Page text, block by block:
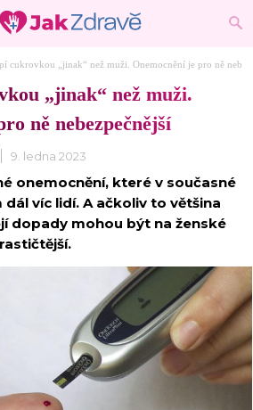
cukrovkou „jinak“ než muži. Onemocnění je pro ně
„jinak“ než muži.
ně nebezpečnější
9. ledna 2023
onemocnění, které v současné
víc lidí. A ačkoliv to většina
dopady mohou být na ženské